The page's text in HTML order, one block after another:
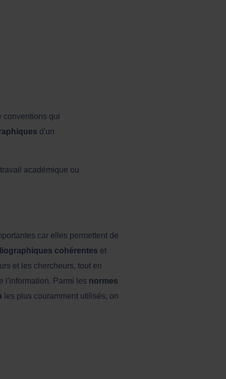
conventions qui
d'un
académique ou
car elles permettent de
cohérentes et
et les chercheurs, tout en
l'information. Parmi les normes
les plus couramment utilisés, on